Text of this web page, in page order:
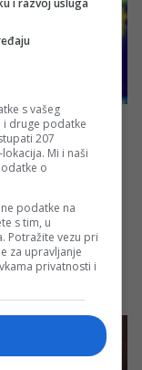
i razvoj usluga
s vašeg
i druge podatke
207
Mi i naši
o
podatke na
s tim, u
Potražite vezu pri
za upravljanje
privatnosti i